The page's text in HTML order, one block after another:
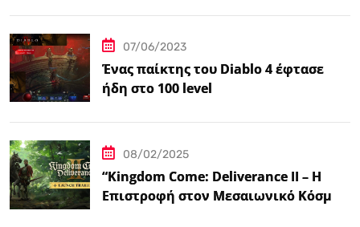
07/06/2023
Ένας παίκτης του Diablo 4 έφτασε
ήδη στο 100 level
08/02/2025
“Kingdom Come: Deliverance II – Η
Επιστροφή στον Μεσαιωνικό Κόσμο